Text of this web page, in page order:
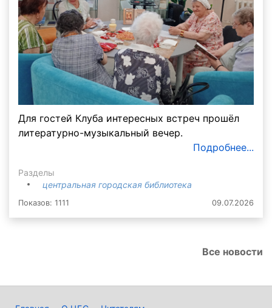
Для гостей Клуба интересных встреч прошёл
литературно-музыкальный вечер.
Подробнее...
Разделы
центральная городская библиотека
Показов: 1111 09.07.2026
Все новости